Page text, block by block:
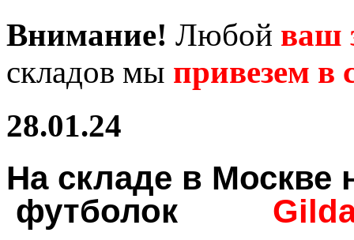
Внимание! Любой ваш
складов мы привезем в
28.01.24
На складе в
футболок